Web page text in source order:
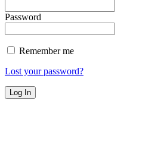
Password
Remember me
Lost your password?